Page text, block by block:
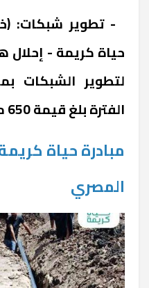
- تطوير شبكات:
حياة كريمة - إحلال
لتطوير الشبكات
الفترة بلغ قيمة 650 مليون جنيه
مبادرة حياة
المصري